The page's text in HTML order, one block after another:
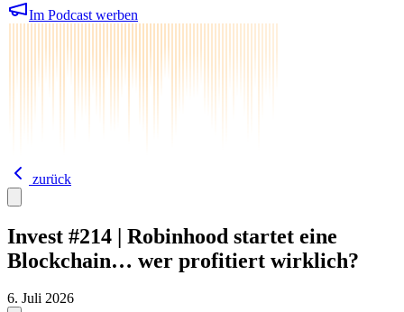
Im Podcast werben
zurück
Invest #214 | Robinhood startet eine
Blockchain… wer profitiert wirklich?
6. Juli 2026